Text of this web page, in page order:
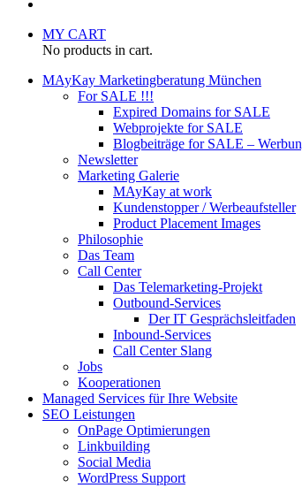
MY CART
No products in cart.
MAyKay Marketingberatung München
For SALE !!!
Expired Domains for SALE
Webprojekte for SALE
Blogbeiträge for SALE –
Newsletter
Marketing Galerie
MAyKay at work
Kundenstopper / Werbeaufsteller
Product Placement Images
Philosophie
Das Team
Call Center
Das Telemarketing-Projekt
Outbound-Services
Der IT Gesprächsleitfaden
Inbound-Services
Call Center Slang
Jobs
Kooperationen
Managed Services für Ihre Website
SEO Leistungen
OnPage Optimierungen
Linkbuilding
Social Media
WordPress Support